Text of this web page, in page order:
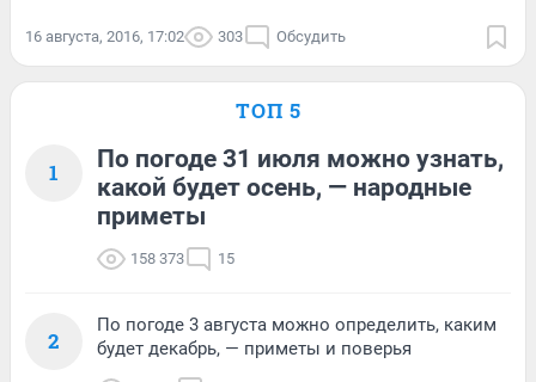
16 августа, 2016, 17:02 303 Обсудить
ТОП 5
1
По погоде 31 июля можно узнать,
какой будет осень, — народные
приметы
158 373 15
2
По погоде 3 августа можно определить, каким
будет декабрь, — приметы и поверья